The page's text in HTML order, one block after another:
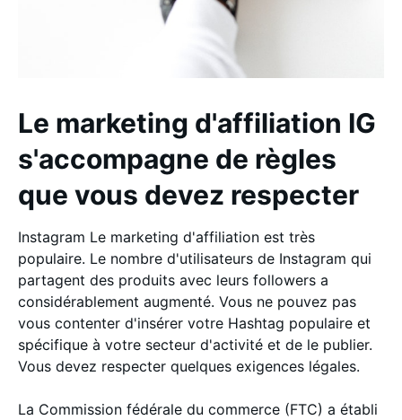
Le marketing d'affiliation IG
s'accompagne de règles
que vous devez respecter
Instagram Le marketing d'affiliation est très
populaire. Le nombre d'utilisateurs de Instagram qui
partagent des produits avec leurs followers a
considérablement augmenté. Vous ne pouvez pas
vous contenter d'insérer votre Hashtag populaire et
spécifique à votre secteur d'activité et de le publier.
Vous devez respecter quelques exigences légales.
La Commission fédérale du commerce (FTC) a établi